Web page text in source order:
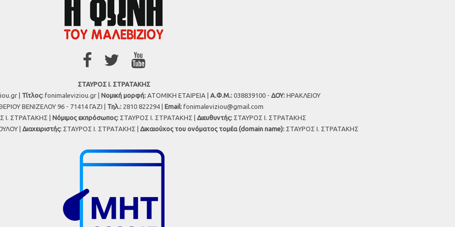
ΣΤΑΥΡΟΣ Ι. ΣΤΡΑΤΑΚΗΣ
| Τίτλος: fonimaleviziou.gr | Νομική μορφή: ΑΤΟΜΙΚΗ ΕΤΑΙΡΕΙΑ | Α.Φ.Μ.: 038839100 - ΔΟΥ: ΗΡΑΚΛΕΙΟΥ
ΒΕΝΙΖΕΛΟΥ 96 - 71414 ΓΑΖΙ | Τηλ.: 2810 822294 | Εmail: fonimaleviziou@gmail.com
Ι. ΣΤΡΑΤΑΚΗΣ | Νόμιμος εκπρόσωπος: ΣΤΑΥΡΟΣ Ι. ΣΤΡΑΤΑΚΗΣ | Διευθυντής: ΣΤΑΥΡΟΣ Ι. ΣΤΡΑΤΑΚΗΣ
| Διαχειριστής: ΣΤΑΥΡΟΣ Ι. ΣΤΡΑΤΑΚΗΣ | Δικαιούχος του ονόματος τομέα (domain name): ΣΤΑΥΡΟΣ Ι. ΣΤΡΑΤΑΚΗΣ